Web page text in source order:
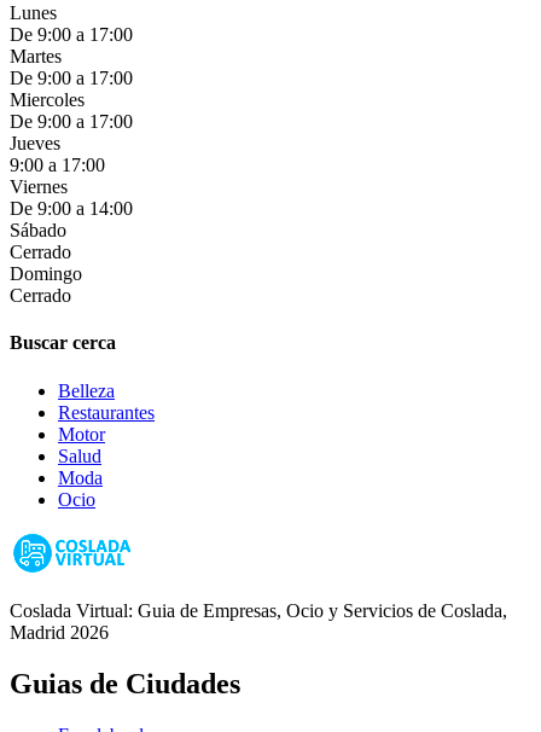
Lunes
De 9:00 a 17:00
Martes
De 9:00 a 17:00
Miercoles
De 9:00 a 17:00
Jueves
9:00 a 17:00
Viernes
De 9:00 a 14:00
Sábado
Cerrado
Domingo
Cerrado
Buscar cerca
Belleza
Restaurantes
Motor
Salud
Moda
Ocio
Coslada Virtual: Guia de Empresas, Ocio y Servicios de Coslada,
Madrid 2026
Guias de Ciudades